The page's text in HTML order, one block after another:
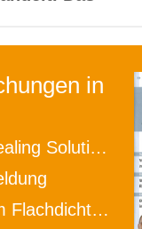
in
Solutions
erweitert